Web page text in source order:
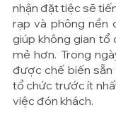
nhận đặt tiệc sẽ
rạp và phông nền
giúp không gian
mẻ hơn. Trong
được chế biến sẵn
tổ chức trước ít
việc đón khách.